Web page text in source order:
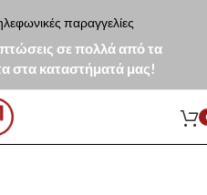
παραγγελίες
σε πολλά από τα
στα καταστήματά μας!